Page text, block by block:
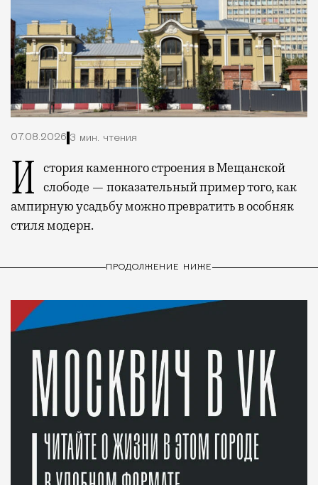
07.08.2026 3 мин. чтения
История каменного строения в Мещанской слободе — показательный пример того, как
ампирную усадьбу можно превратить в особняк
стиля модерн.
ПРОДОЛЖЕНИЕ НИЖЕ